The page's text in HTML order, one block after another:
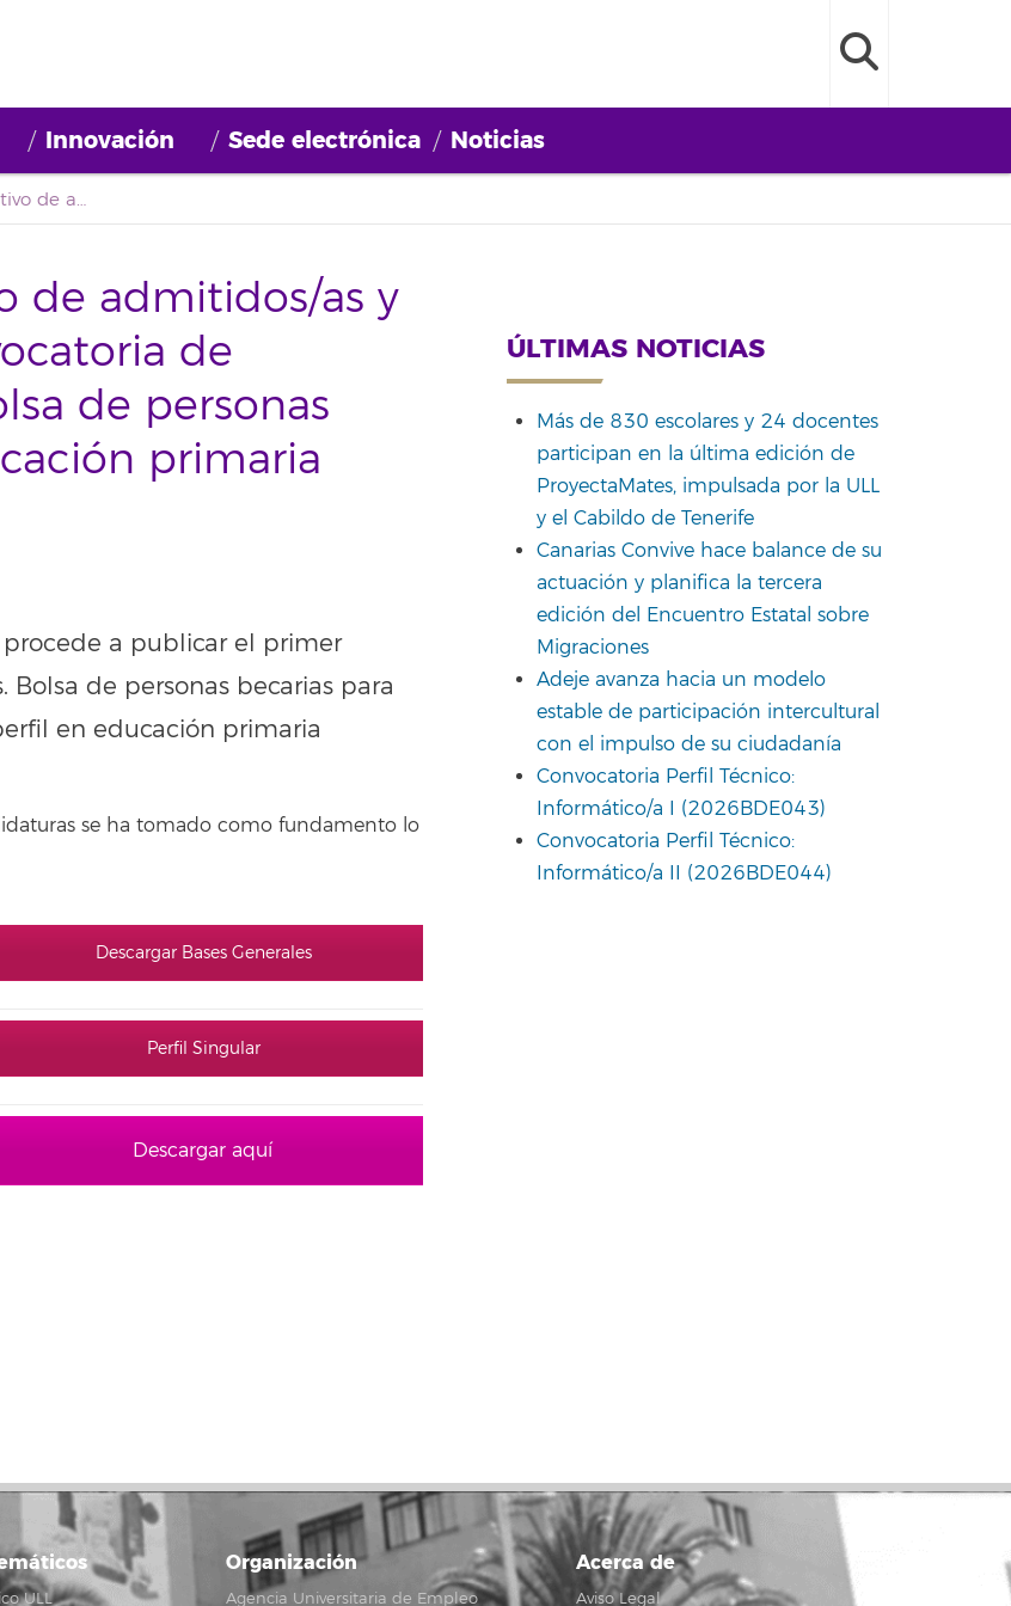
Innovación Sede electrónica Noticias
Primer listado definitivo de admitidos/as y excluidos/as de la convocatoria de constitución de una bolsa de personas becarias con perfil educación primaria (2021BDB012)
de admitidos/as y
de
de personas
primaria
a publicar el primer
de personas becarias para
en educación primaria
se ha tomado como fundamento lo
Descargar Bases Generales
Perfil Singular
Descargar aquí
ÚLTIMAS NOTICIAS
Más de 830 escolares y 24 docentes
participan en la última edición de
ProyectaMates, impulsada por la ULL
y el Cabildo de Tenerife
Canarias Convive hace balance de su
actuación y planifica la tercera
edición del Encuentro Estatal sobre
Migraciones
Adeje avanza hacia un modelo
estable de participación intercultural
con el impulso de su ciudadanía
Convocatoria Perfil Técnico:
Informático/a I (2026BDE043)
Convocatoria Perfil Técnico:
Informático/a II (2026BDE044)
ULL
Organización
Agencia Universitaria de Empleo
Acerca de
Aviso Legal